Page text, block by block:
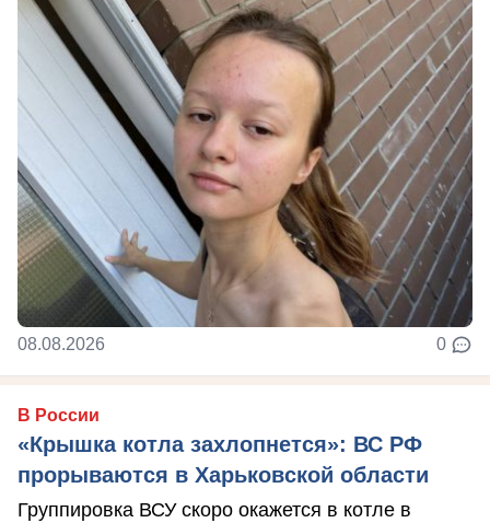
08.08.2026 0
В России
«Крышка котла захлопнется»: ВС РФ
прорываются в Харьковской области
Группировка ВСУ скоро окажется в котле в